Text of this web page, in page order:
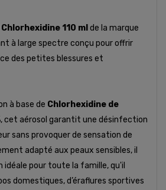
110 ml de la marque
à large spectre conçu pour offrir
des petites blessures et
à base de Chlorhexidine de
, cet aérosol garantit une désinfection
sans provoquer de sensation de
adapté aux peaux sensibles, il
idéale pour toute la famille, qu'il
domestiques, d’éraflures sportives